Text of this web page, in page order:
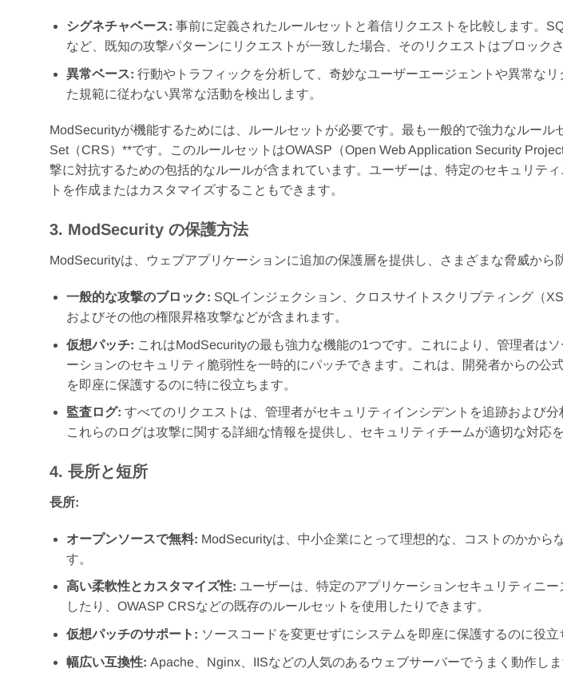
シグネチャベース: 事前に定義されたルールセットと着信リクエストを比較します。
など、既知の攻撃パターンにリクエストが一致した場合、そのリクエストはブロックさ
異常ベース: 行動やトラフィックを分析して、奇妙なユーザーエージェントや異常な
た規範に従わない異常な活動を検出します。
ModSecurityが機能するためには、ルールセットが必要です。最も一般的で強力なルール
Set（CRS）**です。このルールセットはOWASP（Open Web Application Security
撃に対抗するための包括的なルールが含まれています。ユーザーは、特定のセキュリテ
トを作成またはカスタマイズすることもできます。
3. ModSecurity の保護方法
ModSecurityは、ウェブアプリケーションに追加の保護層を提供し、さまざまな脅威から
一般的な攻撃のブロック: SQLインジェクション、クロスサイトスクリプティング（
およびその他の権限昇格攻撃などが含まれます。
仮想パッチ: これはModSecurityの最も強力な機能の1つです。これにより、管理者は
ーションのセキュリティ脆弱性を一時的にパッチできます。これは、開発者からの公
を即座に保護するのに特に役立ちます。
監査ログ: すべてのリクエストは、管理者がセキュリティインシデントを追跡および分
これらのログは攻撃に関する詳細な情報を提供し、セキュリティチームが適切な対応
4. 長所と短所
長所:
オープンソースで無料: ModSecurityは、中小企業にとって理想的な、コストのかから
す。
高い柔軟性とカスタマイズ性: ユーザーは、特定のアプリケーションセキュリティニ
したり、OWASP CRSなどの既存のルールセットを使用したりできます。
仮想パッチのサポート: ソースコードを変更せずにシステムを即座に保護するのに役立
幅広い互換性: Apache、Nginx、IISなどの人気のあるウェブサーバーでうまく動作しま